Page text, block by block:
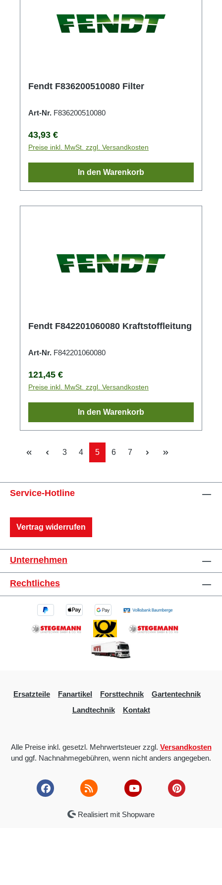
Fendt F836200510080 Filter
Art-Nr. F836200510080
Regulärer Preis:
43,93 €
Preise inkl. MwSt. zzgl. Versandkosten
In den Warenkorb
Fendt F842201060080 Kraftstoffleitung
Art-Nr. F842201060080
Regulärer Preis:
121,45 €
Preise inkl. MwSt. zzgl. Versandkosten
In den Warenkorb
Seite
3 Seite
4 Seite
5 Seite
6 Seite
7
Service-Hotline
Vertrag widerrufen
Unternehmen
Rechtliches
Ersatzteile Fanartikel Forsttechnik
Gartentechnik
Landtechnik
Kontakt
Alle Preise inkl. gesetzl. Mehrwertsteuer zzgl. Versandkosten
und ggf. Nachnahmegebühren, wenn nicht anders angegeben.
Realisiert mit Shopware